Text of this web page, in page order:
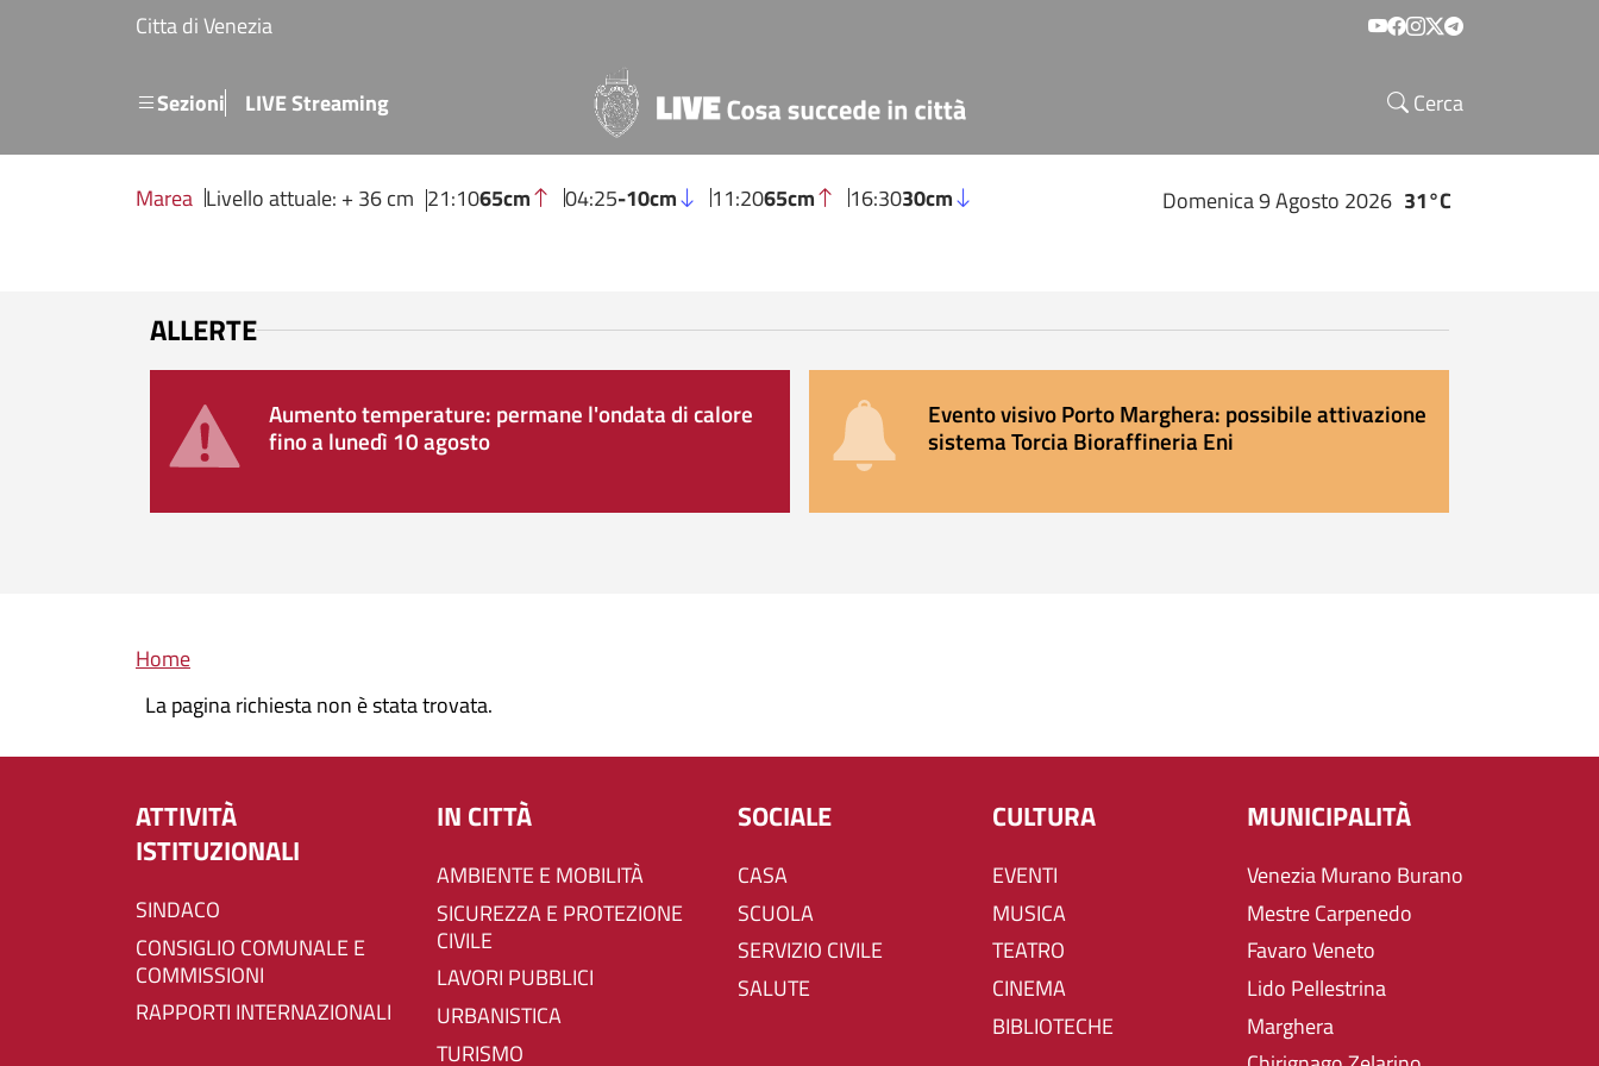
Salta al contenuto principale
Citta di Venezia Social menu
SezioniMenu secondario
LIVE Streaming Cerca
Marea Livello attuale: + 36 cm 21:1065cm 04:25-10cm 11:2065cm 16:3030cm Domenica 9 Agosto 2026 31°C
ALLERTE
Aumento temperature: permane l'ondata di calore
fino a lunedì 10 agosto
Evento visivo Porto Marghera: possibile attivazione
sistema Torcia Bioraffineria Eni
Briciole di pane
Home
La pagina richiesta non è stata trovata.
ATTIVITÀ
ISTITUZIONALI
SINDACO
CONSIGLIO COMUNALE E
COMMISSIONI
RAPPORTI INTERNAZIONALI
IN CITTÀ
AMBIENTE E MOBILITÀ
SICUREZZA E PROTEZIONE
CIVILE
LAVORI PUBBLICI
URBANISTICA
TURISMO
SOCIALE
CASA
SCUOLA
SERVIZIO CIVILE
SALUTE
CULTURA
EVENTI
MUSICA
TEATRO
CINEMA
BIBLIOTECHE
MUNICIPALITÀ
Venezia Murano Burano
Mestre Carpenedo
Favaro Veneto
Lido Pellestrina
Marghera